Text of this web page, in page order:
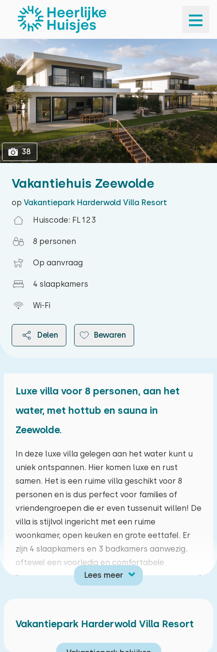
1
Vakantiehuis Zeewolde
op Vakantiepark Harderwold Villa Resort
Huiscode: FL123
8 personen
Op aanvraag
4 slaapkamers
Wi-Fi
Delen Bewaren
38
Luxe villa voor 8 personen, aan het
water, met hottub en sauna in
Zeewolde.
In deze luxe villa gelegen aan het water kunt u
uniek ontspannen. Hier komen luxe en rust
samen. Het is een ruime villa geschikt voor 8
personen en is dus perfect voor families of
vriendengroepen die er even tussenuit willen! De
villa is stijlvol ingericht met een ruime
woonkamer, open keuken en grote eettafel. Er
zijn 4 slaapkamers en 3 badkamers aanwezig.
oftewel een voorledig en comfortabele
ingerichte villa. Wat deze villa uniek maakt zijn de
de tuin, die veel privacy bied, zodat u optimaal
kunt genieten! Ook ligt de villa aan het water,
Lees meer
ma di wo do vr za zo
27 28 29 30 31 01
03 04 05 06 07 08
10 11 12 13 14
17 18 19 20 21 22 23
Vakantiepark Harderwold Villa Resort